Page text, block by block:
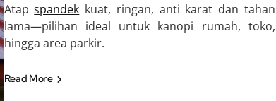
Atapspandek kuat, ringan, anti karat dan tahan
lama—pilihan ideal untuk kanopi rumah, toko,
hingga area parkir.
Read More